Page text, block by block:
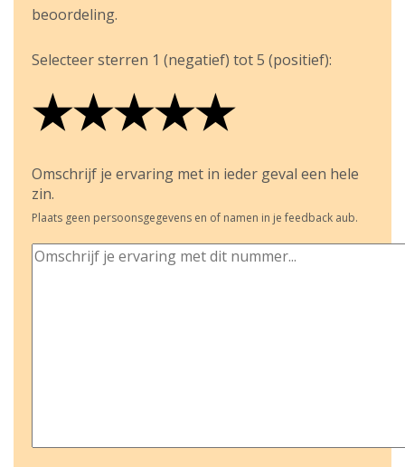
beoordeling.
Selecteer sterren 1 (negatief) tot 5 (positief):
★
★★
★★★
★★★★
★★★★★
Omschrijf je ervaring met in ieder geval een hele
zin.
Plaats geen persoonsgegevens en of namen in je feedback aub.